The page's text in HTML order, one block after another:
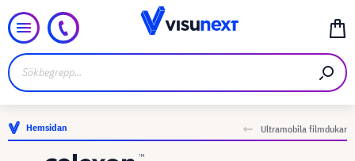
Hemsidan Ultramobila filmdukar